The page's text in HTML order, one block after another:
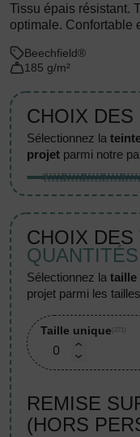
Tissu épais résistant.
optimale. Confortable
Beechfield®
185 g/m²
CHOIX DES
sélectionnez la
projet parmi notre
CHOIX DES
QUANTITÉS
sélectionnez lataille
projet parmi les
Taille unique (271)
REMISE
(HORS